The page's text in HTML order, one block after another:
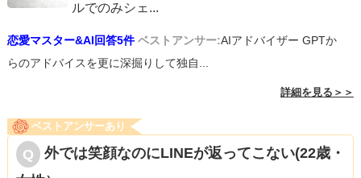
ルでのみシェ ...
恋愛マスター&AI回答5件 ベストアンサー:AIアドバイザー GPTか
らのアドバイスを更に深掘りして独自...
詳細を見る＞＞
ベストアンサーあり
外では笑顔なのにLINEが返ってこない(22歳・